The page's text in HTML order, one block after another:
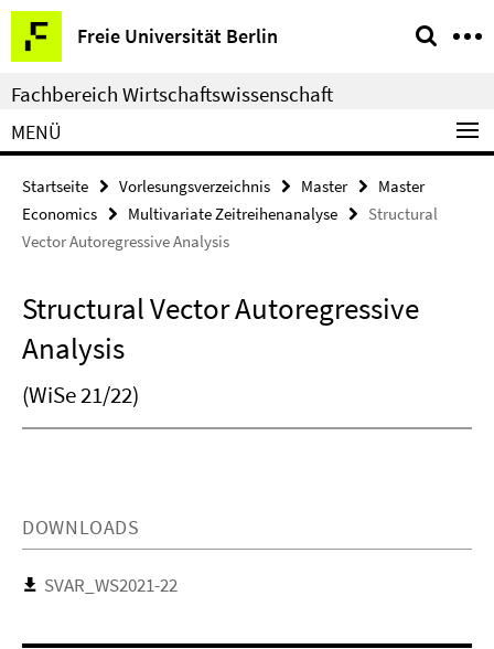
Springe
direkt
zu
Inhalt
Freie Universität Berlin
Service-
Navigation
Fachbereich Wirtschaftswissenschaft
MENÜ
Startseite Vorlesungsverzeichnis Master
Master
Economics
Multivariate Zeitreihenanalyse
Structural
Vector Autoregressive Analysis
Structural Vector Autoregressive
Analysis
(WiSe 21/22)
DOWNLOADS
SVAR_WS2021-22